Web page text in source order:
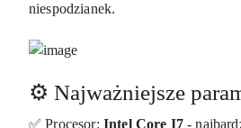
niespodzianek.
⚙️ Najważniejsze
✅ Procesor: Intel Core I7 -